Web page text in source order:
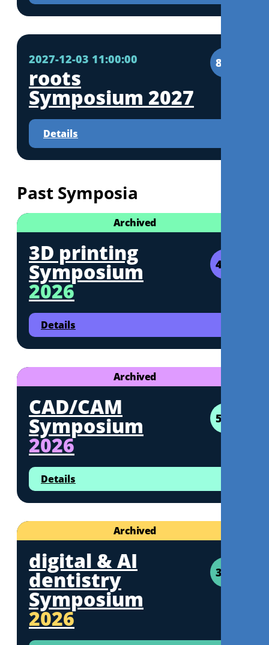
2027-12-03 11:00:00 8CE
roots
Symposium 2027
Details
Past Symposia
Archived
4CE
3D printing
Symposium
2026
Details
Archived
5CE
CAD/CAM
Symposium
2026
Details
Archived
3CE
digital & AI
dentistry
Symposium
2026